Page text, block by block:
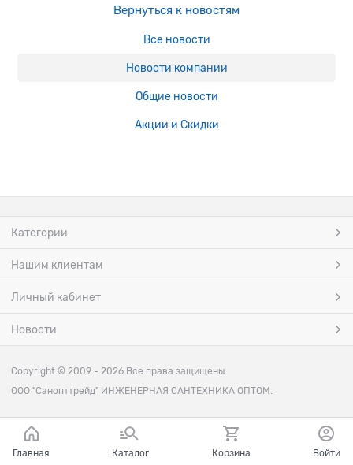
Вернуться к новостям
Все новости
Новости компании
Общие новости
Акции и Скидки
Категории
Нашим клиентам
Личный кабинет
Новости
Copyright © 2009 - 2026 Все права защищены.
ООО "Санопттрейд" ИНЖЕНЕРНАЯ САНТЕХНИКА ОПТОМ.
Главная Каталог Корзина Войти